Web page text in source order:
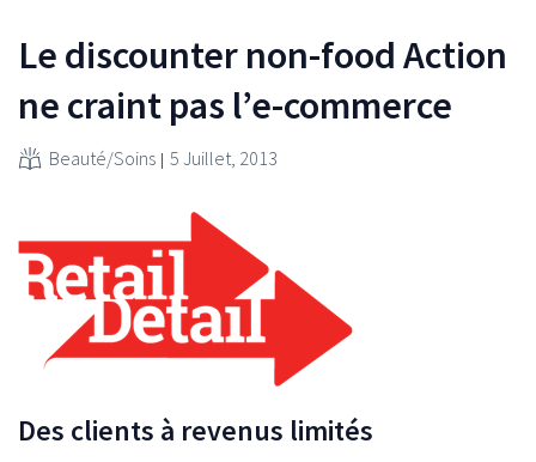
Le discounter non-food Action
ne craint pas l’e-commerce
Beauté/Soins 5 Juillet, 2013
Des clients à revenus limités